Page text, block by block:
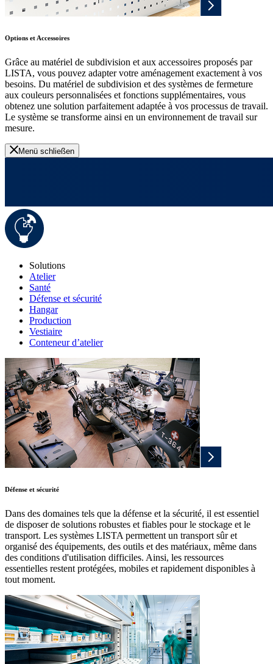
Options et Accessoires
Grâce au matériel de subdivision et aux accessoires proposés par
LISTA, vous pouvez adapter votre aménagement exactement à vos
besoins. Du matériel de subdivision et des systèmes de fermeture
aux couleurs personnalisées et fonctions supplémentaires, vous
obtenez une solution parfaitement adaptée à vos processus de travail.
Le système se transforme ainsi en un environnement de travail sur
mesure.
Menü schließen
Solutions
Atelier
Santé
Défense et sécurité
Hangar
Production
Vestiaire
Conteneur d’atelier
Défense et sécurité
Dans des domaines tels que la défense et la sécurité, il est essentiel
de disposer de solutions robustes et fiables pour le stockage et le
transport. Les systèmes LISTA permettent un transport sûr et
organisé des équipements, des outils et des matériaux, même dans
des conditions d'utilisation difficiles. Ainsi, les ressources
essentielles restent protégées, mobiles et rapidement disponibles à
tout moment.